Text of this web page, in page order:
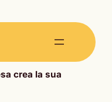
crea la sua